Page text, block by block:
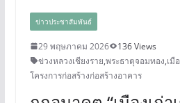
ข่าวประชาสัมพันธ์
29 พฤษภาคม 2026
136 Views
ข่วงหลวงเชียงราย,พระธาตุจอมทอง,เมื
โครงการก่อสร้างก่อสร้างอาคาร